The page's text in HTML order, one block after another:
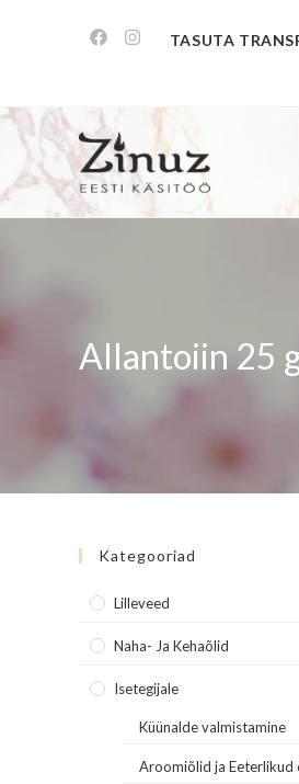
TASUTA
Allantoiin 25
Kategooriad
Lilleveed
Naha- Ja Kehaõlid
Isetegijale
Küünalde valmistamine
Aroomiõlid ja Eeterlikud